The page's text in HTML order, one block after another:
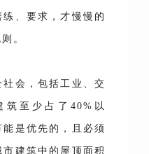
、要求，才慢慢的
。
会，包括工业、交
至少占了40%以
能是优先的，且必须
建筑中的屋顶面积